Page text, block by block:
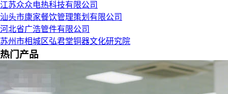
江苏众众电热科技有限公司
汕头市康家餐饮管理策划有限公司
河北省广浩管件有限公司
苏州市相城区弘君堂铜器文化研究院
热门产品